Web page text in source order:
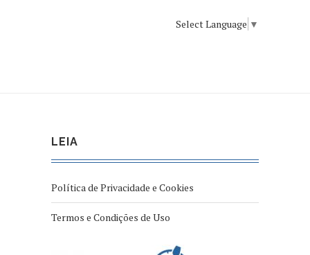
Select Language ▼
LEIA
Política de Privacidade e Cookies
Termos e Condições de Uso